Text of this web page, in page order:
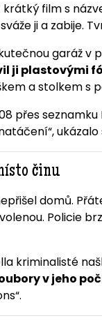
krátký film s
ji a zabije.
garáž
ji plastovými
a stolkem s
přes
činu
domů.
Policie
kriminalisté
v jeho